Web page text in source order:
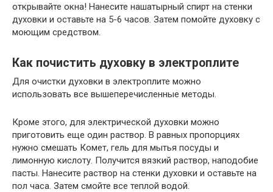
открывайте окна! Нанесите нашатырный спирт на стенки
духовки и оставьте на 5-6 часов. Затем помойте духовку с
моющим средством.
Как почистить духовку в электроплите
Для очистки духовки в электроплите можно
использовать все вышеперечисленные методы.
Кроме этого, для электрической духовки можно
приготовить еще один раствор. В равных пропорциях
нужно смешать Комет, гель для мытья посуды и
лимонную кислоту. Получится вязкий раствор, наподобие
пасты. Нанесите раствор на стенки духовки и оставьте на
пол часа. Затем смойте все теплой водой.